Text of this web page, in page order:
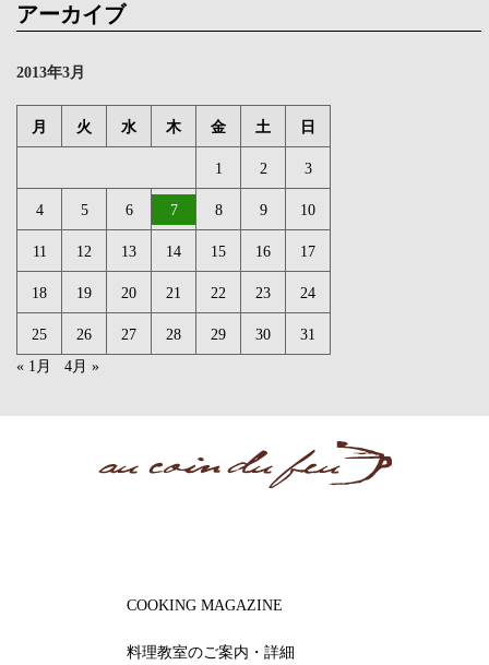
アーカイブ
2013年3月
月 火 水 木 金 土 日
1 2 3
4 5 6 7 8 9 10
11 12 13 14 15 16 17
18 19 20 21 22 23 24
25 26 27 28 29 30
31
« 1月
4月 »
COOKING MAGAZINE
料理教室のご案内・詳細